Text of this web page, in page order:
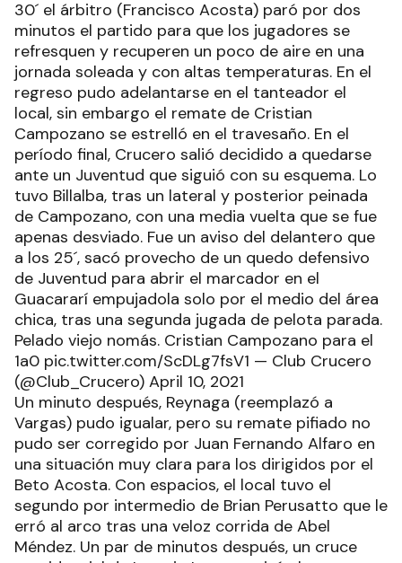
30´ el árbitro (Francisco Acosta) paró por dos
minutos el partido para que los jugadores se
refresquen y recuperen un poco de aire en una
jornada soleada y con altas temperaturas. En el
regreso pudo adelantarse en el tanteador el
local, sin embargo el remate de Cristian
Campozano se estrelló en el travesaño. En el
período final, Crucero salió decidido a quedarse
ante un Juventud que siguió con su esquema. Lo
tuvo Billalba, tras un lateral y posterior peinada
de Campozano, con una media vuelta que se fue
apenas desviado. Fue un aviso del delantero que
a los 25´, sacó provecho de un quedo defensivo
de Juventud para abrir el marcador en el
Guacararí empujadola solo por el medio del área
chica, tras una segunda jugada de pelota parada.
Pelado viejo nomás. Cristian Campozano para el
1a0 pic.twitter.com/ScDLg7fsV1 — Club Crucero
(@Club_Crucero) April 10, 2021
Un minuto después, Reynaga (reemplazó a
Vargas) pudo igualar, pero su remate pifiado no
pudo ser corregido por Juan Fernando Alfaro en
una situación muy clara para los dirigidos por el
Beto Acosta. Con espacios, el local tuvo el
segundo por intermedio de Brian Perusatto que le
erró al arco tras una veloz corrida de Abel
Méndez. Un par de minutos después, un cruce